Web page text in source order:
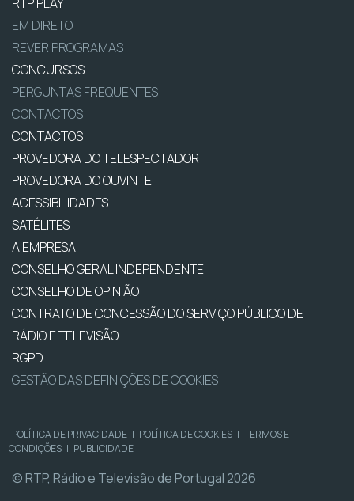
EM DIRETO
REVER PROGRAMAS
CONCURSOS
PERGUNTAS FREQUENTES
CONTACTOS
CONTACTOS
PROVEDORA DO TELESPECTADOR
PROVEDORA DO OUVINTE
ACESSIBILIDADES
SATÉLITES
A EMPRESA
CONSELHO GERAL INDEPENDENTE
CONSELHO DE OPINIÃO
CONTRATO DE CONCESSÃO DO SERVIÇO PÚBLICO DE
RÁDIO E TELEVISÃO
RGPD
GESTÃO DAS DEFINIÇÕES DE COOKIES
POLÍTICA DE PRIVACIDADE | POLÍTICA DE COOKIES | TERMOS E
CONDIÇÕES | PUBLICIDADE
© RTP, Rádio e Televisão de Portugal 2026